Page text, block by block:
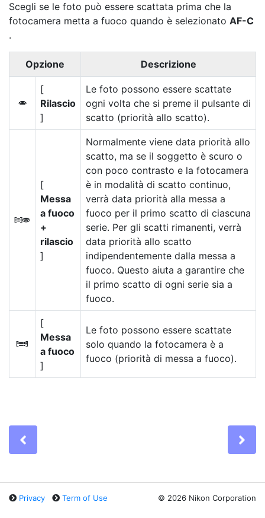
Scegli se le foto può essere scattata prima che la
fotocamera metta a fuoco quando è selezionato AF-C
.
Opzione Descrizione
G
[
Rilascio
]
Le foto possono essere scattate
ogni volta che si preme il pulsante di
scatto (priorità allo scatto).
B
[
Messa
a fuoco
+
rilascio
]
Normalmente viene data priorità allo
scatto, ma se il soggetto è scuro o
con poco contrasto e la fotocamera
è in modalità di scatto continuo,
verrà data priorità alla messa a
fuoco per il primo scatto di ciascuna
serie. Per gli scatti rimanenti, verrà
data priorità allo scatto
indipendentemente dalla messa a
fuoco. Questo aiuta a garantire che
il primo scatto di ogni serie sia a
fuoco.
F
[
Messa
a fuoco
]
Le foto possono essere scattate
solo quando la fotocamera è a
fuoco (priorità di messa a fuoco).
Privacy Term of Use © 2026 Nikon Corporation